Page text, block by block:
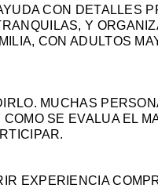
CON DETALLES
Y
CON ADULTOS
MUCHAS
SE EVALUA EL
EXPERIENCIA